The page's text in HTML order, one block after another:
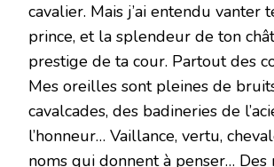
cavalier. Mais j’ai entendu vanter
prince, et la splendeur de ton
prestige de ta cour. Partout des
Mes oreilles sont pleines de
cavalcades, des badineries de
l’honneur… Vaillance, vertu,
noms qui donnent à penser… Des